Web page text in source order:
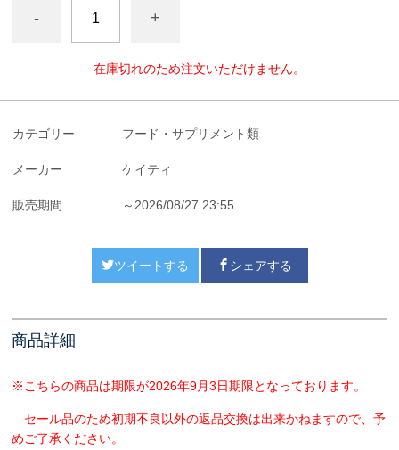
- +
在庫切れのため注文いただけません。
カテゴリー フード・サプリメント類
メーカー ケイティ
販売期間 ～2026/08/27 23:55
ツイートする シェアする
商品詳細
※こちらの商品は期限が2026年9月3日期限となっております。
セール品のため初期不良以外の返品交換は出来かねますので、予
めご了承ください。